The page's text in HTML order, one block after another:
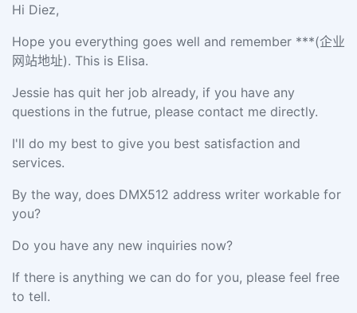
Hi Diez,
Hope you everything goes well and remember ***(企业
网站地址). This is Elisa.
Jessie has quit her job already, if you have any
questions in the futrue, please contact me directly.
I'll do my best to give you best satisfaction and
services.
By the way, does DMX512 address writer workable for
you?
Do you have any new inquiries now?
If there is anything we can do for you, please feel free
to tell.